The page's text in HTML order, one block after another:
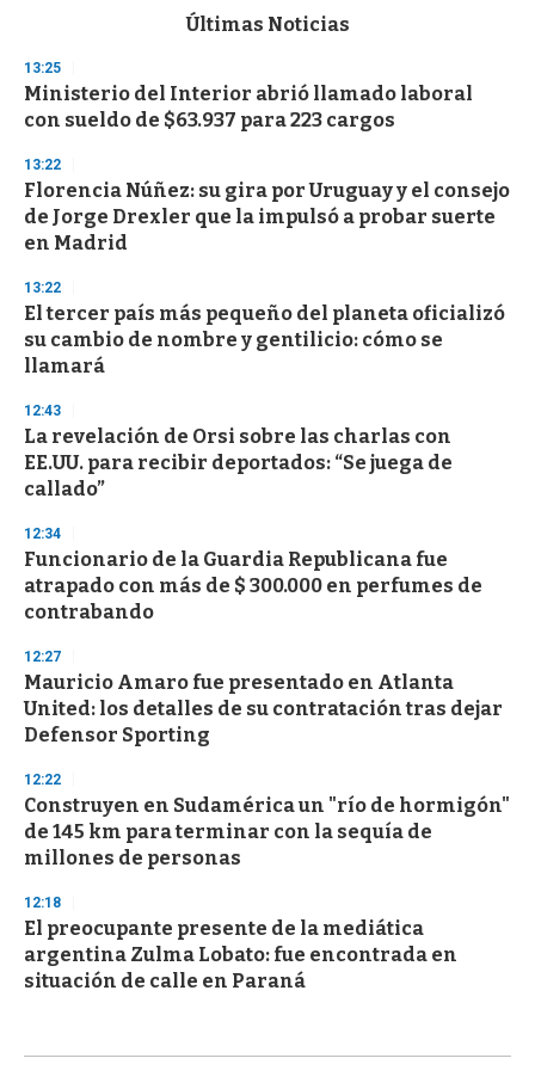
d
s
o
f
3
s
e
c
o
d
s
Últimas Noticias
13:25
Ministerio del Interior abrió llamado laboral
con sueldo de $63.937 para 223 cargos
13:22
Florencia Núñez: su gira por Uruguay y el consejo
de Jorge Drexler que la impulsó a probar suerte
en Madrid
13:22
El tercer país más pequeño del planeta oficializó
su cambio de nombre y gentilicio: cómo se
llamará
12:43
La revelación de Orsi sobre las charlas con
EE.UU. para recibir deportados: “Se juega de
callado”
12:34
Funcionario de la Guardia Republicana fue
atrapado con más de $ 300.000 en perfumes de
contrabando
12:27
Mauricio Amaro fue presentado en Atlanta
United: los detalles de su contratación tras dejar
Defensor Sporting
12:22
Construyen en Sudamérica un "río de hormigón"
de 145 km para terminar con la sequía de
millones de personas
12:18
El preocupante presente de la mediática
argentina Zulma Lobato: fue encontrada en
situación de calle en Paraná